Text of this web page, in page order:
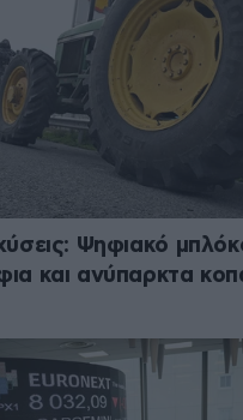
Ψηφιακό
και ανύπαρκτα